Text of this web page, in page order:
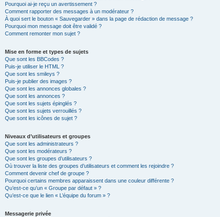
Pourquoi ai-je reçu un avertissement ?
Comment rapporter des messages à un modérateur ?
À quoi sert le bouton « Sauvegarder » dans la page de rédaction de message ?
Pourquoi mon message doit être validé ?
Comment remonter mon sujet ?
Mise en forme et types de sujets
Que sont les BBCodes ?
Puis-je utiliser le HTML ?
Que sont les smileys ?
Puis-je publier des images ?
Que sont les annonces globales ?
Que sont les annonces ?
Que sont les sujets épinglés ?
Que sont les sujets verrouillés ?
Que sont les icônes de sujet ?
Niveaux d’utilisateurs et groupes
Que sont les administrateurs ?
Que sont les modérateurs ?
Que sont les groupes d’utilisateurs ?
Où trouver la liste des groupes d’utilisateurs et comment les rejoindre ?
Comment devenir chef de groupe ?
Pourquoi certains membres apparaissent dans une couleur différente ?
Qu’est-ce qu’un « Groupe par défaut » ?
Qu’est-ce que le lien « L’équipe du forum » ?
Messagerie privée